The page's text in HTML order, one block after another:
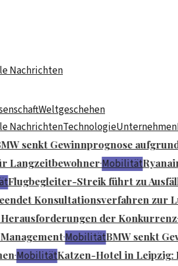
Nachrichten
Weltgeschehen
NachrichtenTechnologieUnternehmen
senkt Gewinnprognose
·Mobilität
Flugbegleiter-Streik führt zu
Konsultationsverfahren zur
der Konkurrenz·
·MobilitätBMW senkt
·MobilitätKatzen-Hotel in Leipzig: